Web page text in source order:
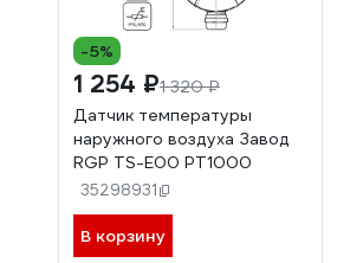
-5%
1 254 ₽1 320 ₽
Датчик температуры
наружного воздуха Завод
RGP TS-E00 PT1000
35298931
В корзину